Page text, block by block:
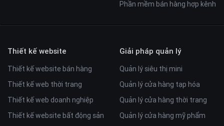
Phần mềm bán hàng hợp kênh
Thiết kế website
Thiết kế website bán hàng
Thiết kế web thời trang
Thiết kế web doanh nghiệp
Thiết kế website bất động sản
Giải pháp quản lý
Quản lý siêu thị mini
Quản lý cửa hàng tạp hóa
Quản lý cửa hàng thời trang
Quản lý cửa hàng mỹ phẩm